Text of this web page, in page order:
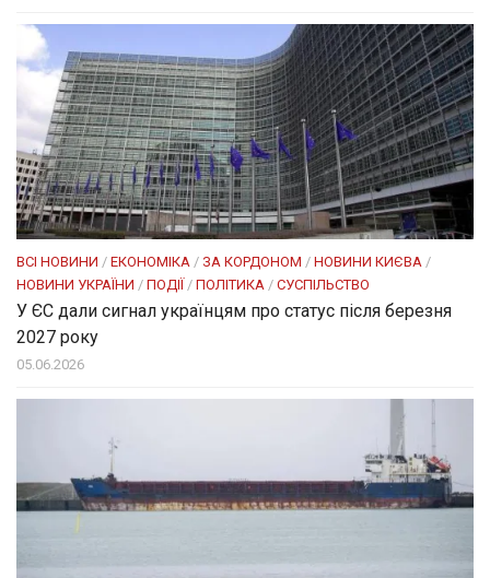
ВСІ НОВИНИ / ЕКОНОМІКА / ЗА КОРДОНОМ / НОВИНИ КИЄВА /
НОВИНИ УКРАЇНИ / ПОДІЇ / ПОЛІТИКА / СУСПІЛЬСТВО
У ЄС дали сигнал українцям про статус після березня
2027 року
05.06.2026